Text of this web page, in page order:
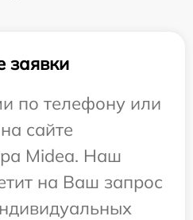
заявки
по телефону или
сайте
Midea. Наш
на Ваш запрос